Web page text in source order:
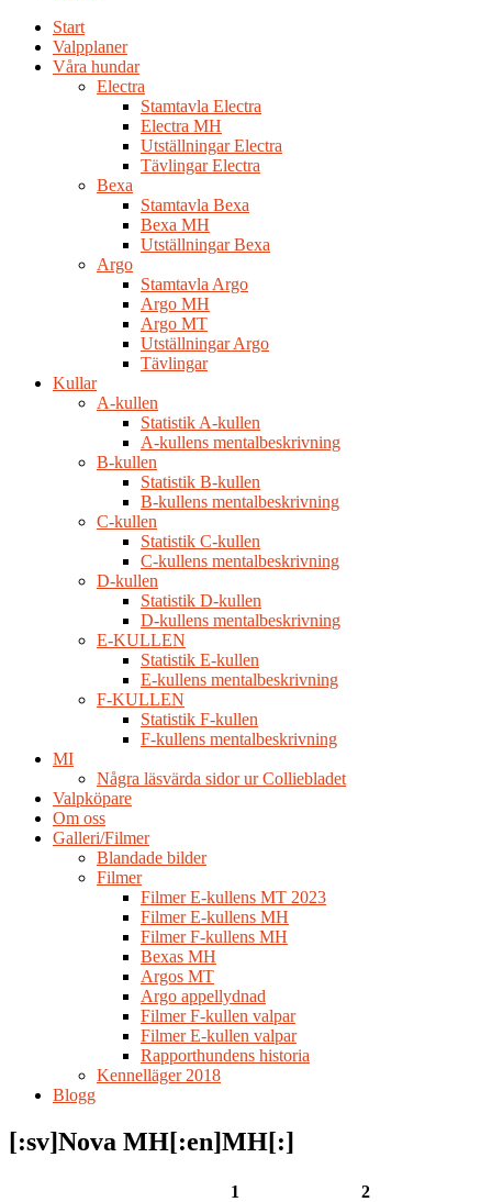
Start
Valpplaner
Våra hundar
Electra
Stamtavla Electra
Electra MH
Utställningar Electra
Tävlingar Electra
Bexa
Stamtavla Bexa
Bexa MH
Utställningar Bexa
Argo
Stamtavla Argo
Argo MH
Argo MT
Utställningar Argo
Tävlingar
Kullar
A-kullen
Statistik A-kullen
A-kullens mentalbeskrivning
B-kullen
Statistik B-kullen
B-kullens mentalbeskrivning
C-kullen
Statistik C-kullen
C-kullens mentalbeskrivning
D-kullen
Statistik D-kullen
D-kullens mentalbeskrivning
E-KULLEN
Statistik E-kullen
E-kullens mentalbeskrivning
F-KULLEN
Statistik F-kullen
F-kullens mentalbeskrivning
MI
Några läsvärda sidor ur Colliebladet
Valpköpare
Om oss
Galleri/Filmer
Blandade bilder
Filmer
Filmer E-kullens MT 2023
Filmer E-kullens MH
Filmer F-kullens MH
Bexas MH
Argos MT
Argo appellydnad
Filmer F-kullen valpar
Filmer E-kullen valpar
Rapporthundens historia
Kennelläger 2018
Blogg
[:sv]Nova MH[:en]MH[:]
1 2